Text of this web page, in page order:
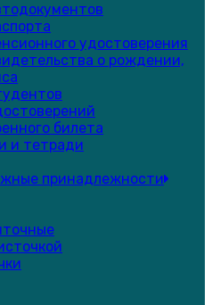
удостоверения
о рождении,
билета
и тетради
принадлежности